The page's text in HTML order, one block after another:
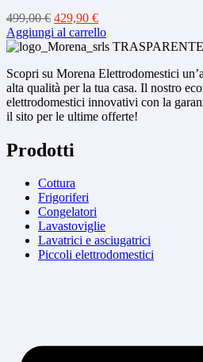
499,00€ Il
prezzo
originale
499,00 €.
429,90 €Il
prezzo
attuale
429,90 €.
Aggiungi al carrello
Scopri su Morena Elettrodomestici
alta qualità per la tua casa. Il nostro
elettrodomestici innovativi con la
il sito per le ultime offerte!
Prodotti
Cottura
Frigoriferi
Congelatori
Lavastoviglie
Lavatrici e asciugatrici
Piccoli elettrodomestici